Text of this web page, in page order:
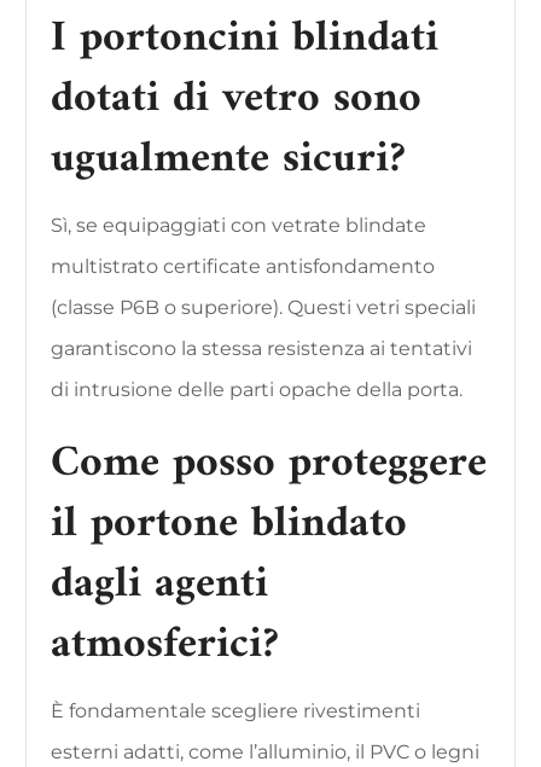
I portoncini blindati
dotati di vetro sono
ugualmente sicuri?
Sì, se equipaggiati con vetrate blindate
multistrato certificate antisfondamento
(classe P6B o superiore). Questi vetri speciali
garantiscono la stessa resistenza ai tentativi
di intrusione delle parti opache della porta.
Come posso proteggere
il portone blindato
dagli agenti
atmosferici?
È fondamentale scegliere rivestimenti
esterni adatti, come l’alluminio, il PVC o legni